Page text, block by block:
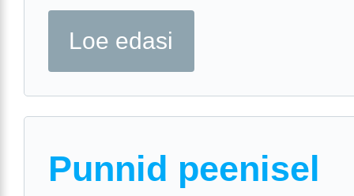
Loe edasi
Punnid peenisel